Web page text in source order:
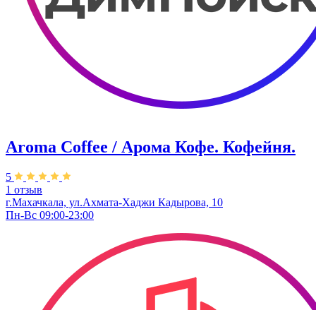
Aroma Coffee / Арома Кофе. Кофейня.
5
1 отзыв
г.Махачкала, ​ул.Ахмата-Хаджи Кадырова, 10
Пн-Вс 09:00-23:00